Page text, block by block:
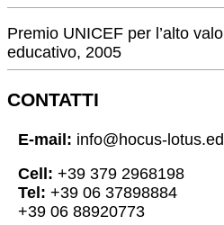
Premio UNICEF per l’alto
educativo, 2005
CONTATTI
E-mail: info@hocus-
Cell: +39 379 2968198
Tel: +39 06 37898884
+39 06 88920773